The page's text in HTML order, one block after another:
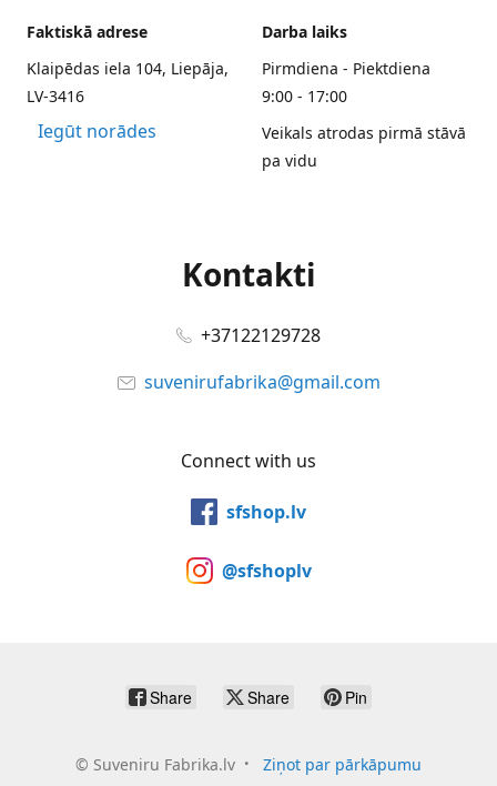
Faktiskā adrese
Klaipēdas iela 104, Liepāja,
LV-3416
Iegūt norādes
Darba laiks
Pirmdiena - Piektdiena
9:00 - 17:00
Veikals atrodas pirmā stāvā
pa vidu
Kontakti
+37122129728
suvenirufabrika@gmail.com
Connect with us
sfshop.lv
@sfshoplv
Share Share Pin
© Suveniru Fabrika.lv Ziņot par pārkāpumu